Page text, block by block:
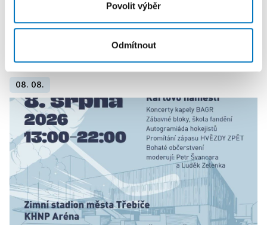
Povolit výběr
Odmítnout
08. 08.